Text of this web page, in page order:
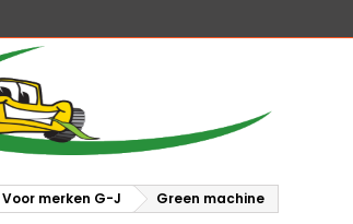
Voor merken G-J Green machine